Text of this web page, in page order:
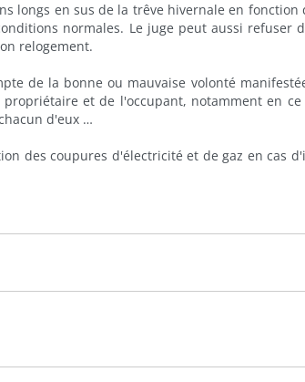
longs en sus de la trêve hivernale en fonction
normales. Le juge peut aussi refuser
relogement.
de la bonne ou mauvaise volonté
et de l'occupant, notamment en
d'eux …
des coupures d'électricité et de gaz en cas